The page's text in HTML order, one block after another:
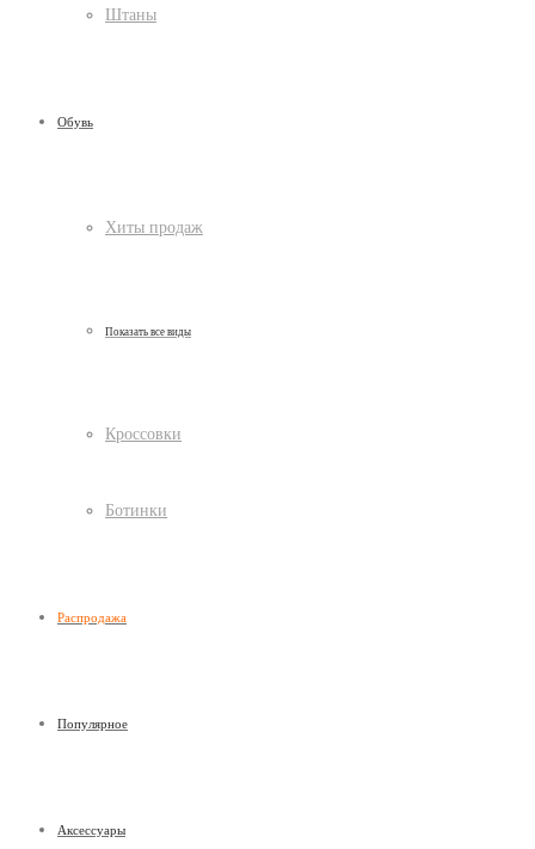
Штаны
Обувь
Хиты продаж
Показать все виды
Кроссовки
Ботинки
Распродажа
Популярное
Аксессуары